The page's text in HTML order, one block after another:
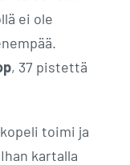
ei ole
, 37 pistettä
toimi ja
kartalla